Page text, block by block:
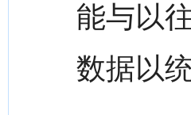
能与以
数据以